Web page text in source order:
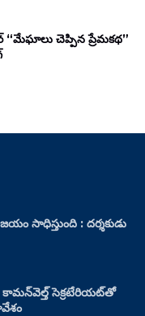
“మేఘాలు చెప్పిన ప్రేమకథ”
సాధిస్తుంది : దర్శకుడు
కామన్‌వెల్త్ సెక్రటేరియట్‌తో